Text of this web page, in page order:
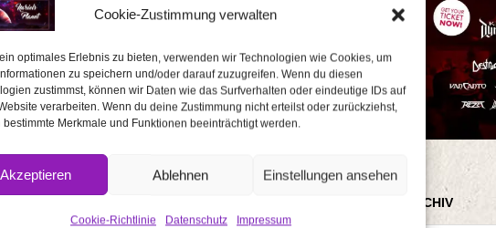
Cookie-Zustimmung verwalten
optimales Erlebnis zu bieten, verwenden wir Technologien wie Cookies, um
zu speichern und/oder darauf zuzugreifen. Wenn du diesen
zustimmst, können wir Daten wie das Surfverhalten oder eindeutige IDs auf
verarbeiten. Wenn du deine Zustimmung nicht erteilst oder zurückziehst,
bestimmte Merkmale und Funktionen beeinträchtigt werden.
Akzeptieren Ablehnen Einstellungen ansehen
Cookie-Richtlinie Datenschutz Impressum
Wahlfeld
ARCHIV